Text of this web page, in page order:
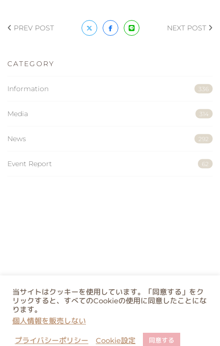
PREV POST NEXT POST
CATEGORY
Information 336
Media 314
News 292
Event Report 62
当サイトはクッキーを使用しています。「同意する」をク
リックすると、すべてのCookieの使用に同意したことにな
ります。
個人情報を販売しない
プライバシーポリシー Cookie設定 同意する